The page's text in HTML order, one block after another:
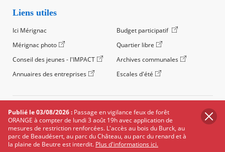
Publié le 03/08/2026 : Passage en vigilance feux de forêt
ORANGE à compter de lundi 3 août 19h avec application de
mesures de restriction renforcées. L'accès au bois du Burck, au
parc de Beaudésert, au parc du Château, au parc du renard et à
la plaine de Beutre est interdit. Plus d'informations ici.
Liens utiles
Ici Mérignac
Budget participatif
Mérignac photo
Quartier libre
Conseil des jeunes - l'IMPACT
Archives communales
Annuaires des entreprises
Escales d'été
©2024 Ville de Mérignac, Tous droits réservés
Footer
legals
Mentions légales Salle de presse
Recrutement
Foire aux questions (FAQ)
Carte des équipements
Carte des travaux
Réseaux sociaux
Données personnelles